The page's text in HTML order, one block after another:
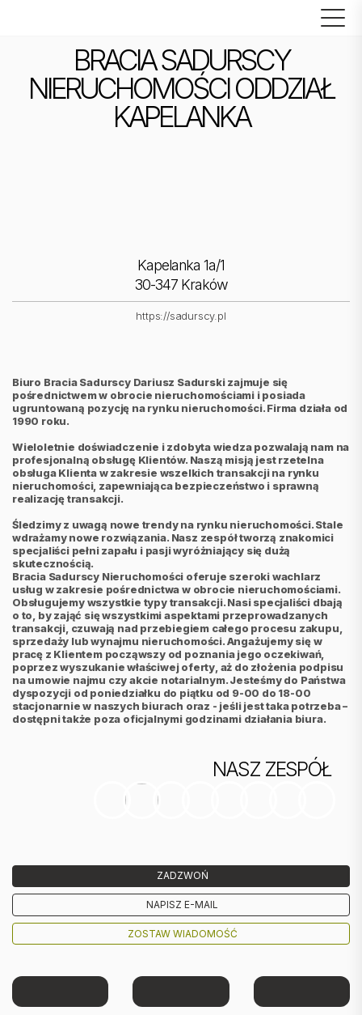
BRACIA SADURSCY
NIERUCHOMOŚCI ODDZIAŁ
KAPELANKA
Kapelanka 1a/1
30-347 Kraków
https://sadurscy.pl
Biuro Bracia Sadurscy Dariusz Sadurski zajmuje się
pośrednictwem w obrocie nieruchomościami i posiada
ugruntowaną pozycję na rynku nieruchomości. Firma działa od
1990 roku.
Wieloletnie doświadczenie i zdobyta wiedza pozwalają nam na
profesjonalną obsługę Klientów. Naszą misją jest rzetelna
obsługa Klienta w zakresie wszelkich transakcji na rynku
nieruchomości, zapewniająca bezpieczeństwo i sprawną
realizację transakcji.
Śledzimy z uwagą nowe trendy na rynku nieruchomości. Stale
wdrażamy nowe rozwiązania. Nasz zespół tworzą znakomici
specjaliści pełni zapału i pasji wyróżniający się dużą
skutecznością.
Bracia Sadurscy Nieruchomości oferuje szeroki wachlarz
usług w zakresie pośrednictwa w obrocie nieruchomościami.
Obsługujemy wszystkie typy transakcji. Nasi specjaliści dbają
o to, by zająć się wszystkimi aspektami przeprowadzanych
transakcji, czuwają nad przebiegiem całego procesu zakupu,
sprzedaży lub wynajmu nieruchomości. Angażujemy się w
pracę z Klientem począwszy od poznania jego oczekiwań,
poprzez wyszukanie właściwej oferty, aż do złożenia podpisu
na umowie najmu czy akcie notarialnym. Jesteśmy do Państwa
dyspozycji od poniedziałku do piątku od 9-00 do 18-00
stacjonarnie w naszych biurach oraz - jeśli jest taka potrzeba –
NASZ ZESPÓŁ
ZADZWOŃ
NAPISZ E-MAIL
ZOSTAW WIADOMOŚĆ